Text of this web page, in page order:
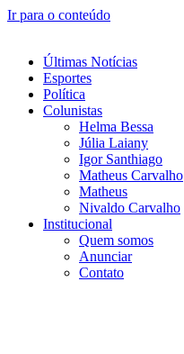
Ir para o conteúdo
Últimas Notícias
Esportes
Política
Colunistas
Helma Bessa
Júlia Laiany
Igor Santhiago
Matheus Carvalho
Matheus
Nivaldo Carvalho
Institucional
Quem somos
Anunciar
Contato